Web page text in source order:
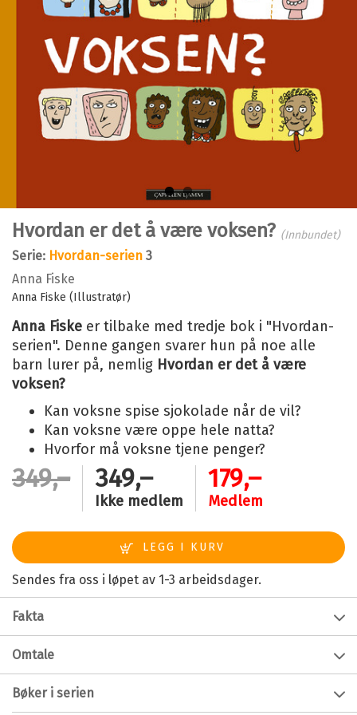
Bla i boka
Hvordan er det å være voksen? (Innbundet)
Serie: Hvordan-serien 3
Anna Fiske
Anna Fiske (Illustratør)
Anna Fiske er tilbake med tredje bok i "Hvordan-
serien". Denne gangen svarer hun på noe alle
barn lurer på, nemlig Hvordan er det å være
voksen?
Kan voksne spise sjokolade når de vil?
Kan voksne være oppe hele natta?
Hvorfor må voksne tjene penger?
349,– 349,–
Ikke medlem
179,–
Medlem
Sendes fra oss i løpet av 1-3 arbeidsdager.
Fakta
Forfatter:
Innbinding:
Alder: 3 - 7
Omtale
Kan voksne gjøre hva de vil?
Bøker i serien